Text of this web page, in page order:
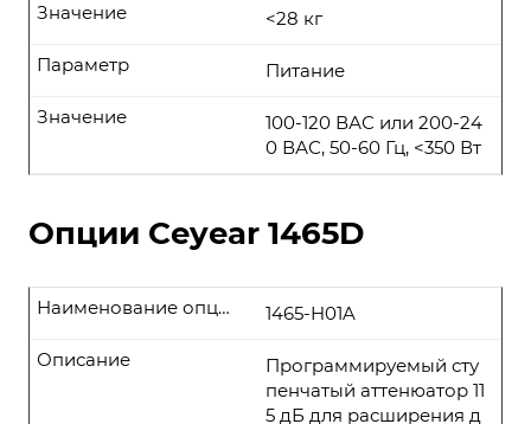
<28 кг
Значение
Питание
Параметр
100-120 ВАС или 200-24
0 ВАС, 50-60 Гц, <350 Вт
Значение
Опции Ceyear 1465D
1465-H01A
Наименование опции
Программируемый сту
пенчатый аттенюатор 11
5 дБ для расширения д
Описание